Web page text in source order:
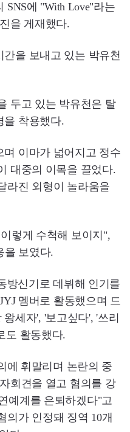
SNS에 "With Love"라는
을 게재했다.
을 보내고 있는 박유천
두고 있는 박유천은 탈
을 착용했다.
이마가 넓어지고 정수
대중의 이목을 끌었다.
라진 외형이 놀라움을
렇게 수척해 보이지",
을 보였다.
방신기로 데뷔해 인기를
멤버로 활동했으며 드
세자', '보고싶다', '쓰리
도 활동했다.
에 휘말리며 논란의 중
회견을 열고 혐의를 강
예계를 은퇴하겠다"고
의가 인정돼 징역 10개